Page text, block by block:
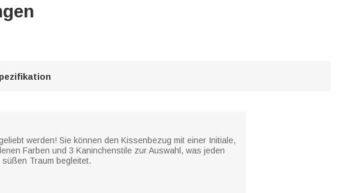
werden! Sie können den Kissenbezug mit einer Initiale,
Farben und 3 Kaninchenstile zur Auswahl, was jeden
Traum begleitet.